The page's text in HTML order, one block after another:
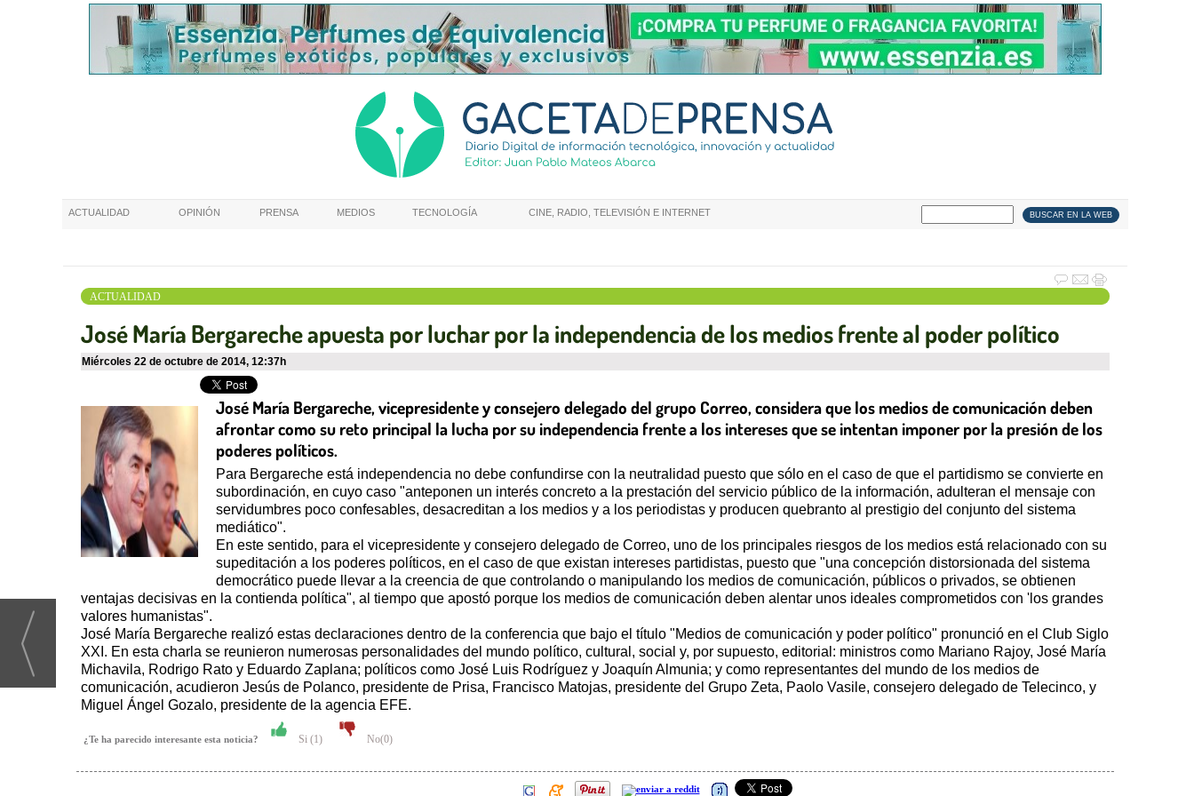
ACTUALIDAD OPINIÓN PRENSA MEDIOS TECNOLOGÍA CINE, RADIO, TELEVISIÓN E INTERNET
ACTUALIDAD
José María Bergareche apuesta por luchar por la independencia de los medios frente al poder político
miércoles 22 de octubre de 2014, 12:37h
José María Bergareche, vicepresidente y consejero delegado del grupo Correo, considera que los medios de comunicación deben
afrontar como su reto principal la lucha por su independencia frente a los intereses que se intentan imponer por la presión de los
poderes políticos.
Para Bergareche está independencia no debe confundirse con la neutralidad puesto que sólo en el caso de que el partidismo se convierte en
subordinación, en cuyo caso "anteponen un interés concreto a la prestación del servicio público de la información, adulteran el mensaje con
servidumbres poco confesables, desacreditan a los medios y a los periodistas y producen quebranto al prestigio del conjunto del sistema
mediático".
En este sentido, para el vicepresidente y consejero delegado de Correo, uno de los principales riesgos de los medios está relacionado con su
supeditación a los poderes políticos, en el caso de que existan intereses partidistas, puesto que "una concepción distorsionada del sistema
democrático puede llevar a la creencia de que controlando o manipulando los medios de comunicación, públicos o privados, se obtienen
ventajas decisivas en la contienda política", al tiempo que apostó porque los medios de comunicación deben alentar unos ideales comprometidos con 'los grandes
valores humanistas".
José María Bergareche realizó estas declaraciones dentro de la conferencia que bajo el título "Medios de comunicación y poder político" pronunció en el Club Siglo
XXI. En esta charla se reunieron numerosas personalidades del mundo político, cultural, social y, por supuesto, editorial: ministros como Mariano Rajoy, José María
Michavila, Rodrigo Rato y Eduardo Zaplana; políticos como José Luis Rodríguez y Joaquín Almunia; y como representantes del mundo de los medios de
comunicación, acudieron Jesús de Polanco, presidente de Prisa, Francisco Matojas, presidente del Grupo Zeta, Paolo Vasile, consejero delegado de Telecinco, y
Miguel Ángel Gozalo, presidente de la agencia EFE.
¿Te ha parecido interesante esta noticia? Si (1) No(0)